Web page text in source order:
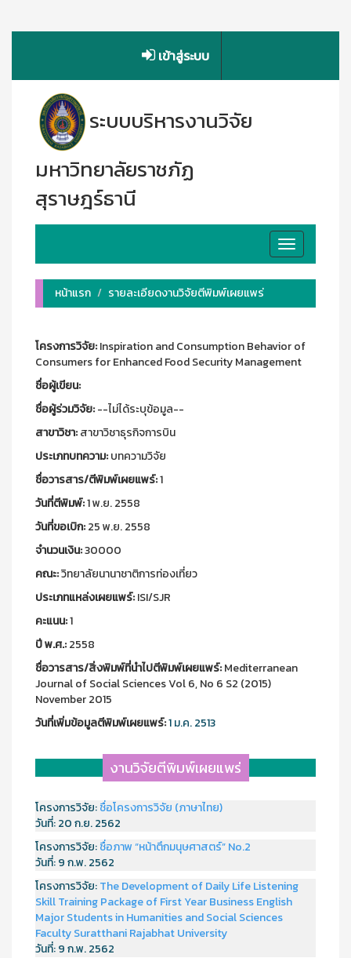
เข้าสู่ระบบ
ระบบบริหารงานวิจัย
มหาวิทยาลัยราชภัฏ
สุราษฎร์ธานี
Toggle
navigation
หน้าแรก
รายละเอียดงานวิจัยตีพิมพ์เผยแพร่
โครงการวิจัย:Inspiration and Consumption Behavior of
Consumers for Enhanced Food Security Management
ชื่อผู้เขียน:
ชื่อผู้ร่วมวิจัย:--ไม่ได้ระบุข้อมูล--
สาขาวิชา:สาขาวิชาธุรกิจการบิน
ประเภทบทความ:บทความวิจัย
ชื่อวารสาร/ตีพิมพ์เผยแพร์:1
วันที่ตีพิมพ์:1 พ.ย. 2558
วันที่ขอเบิก:25 พ.ย. 2558
จำนวนเงิน:30000
คณะ:วิทยาลัยนานาชาติการท่องเที่ยว
ประเภทแหล่งเผยแพร์:ISI/SJR
คะแนน:1
ปี พ.ศ.:2558
ชื่อวารสาร/สิ่งพิมพ์ที่นำไปตีพิมพ์เผยแพร์:Mediterranean
Journal of Social Sciences Vol 6, No 6 S2 (2015)
November 2015
วันที่เพิ่มข้อมูลตีพิมพ์เผยแพร์:1 ม.ค. 2513
งานวิจัยตีพิมพ์เผยแพร่
โครงการวิจัย:ชื่อโครงการวิจัย (ภาษาไทย)
วันที่:20 ก.ย. 2562
โครงการวิจัย:ชื่อภาพ “หน้าตึกมนุษศาสตร์” No.2
วันที่:9 ก.พ. 2562
โครงการวิจัย:The Development of Daily Life Listening
Skill Training Package of First Year Business English
Major Students in Humanities and Social Sciences
Faculty Suratthani Rajabhat University
วันที่:9 ก.พ. 2562